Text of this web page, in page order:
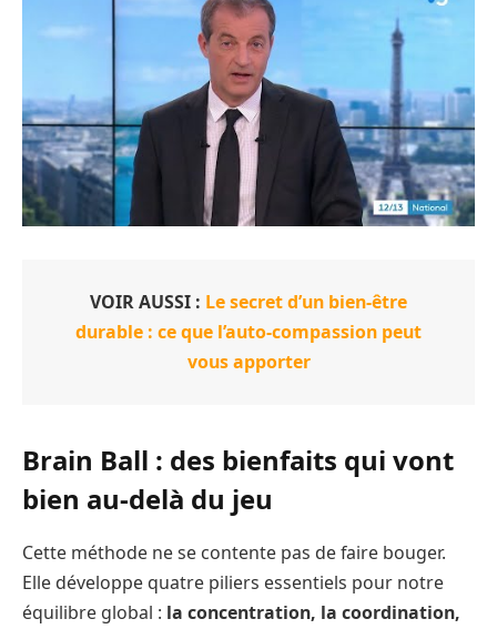
VOIR AUSSI : Le secret d’un bien-être
durable : ce que l’auto-compassion peut
vous apporter
Brain Ball : des bienfaits qui vont
bien au-delà du jeu
Cette méthode ne se contente pas de faire bouger.
Elle développe quatre piliers essentiels pour notre
équilibre global : la concentration, la coordination,